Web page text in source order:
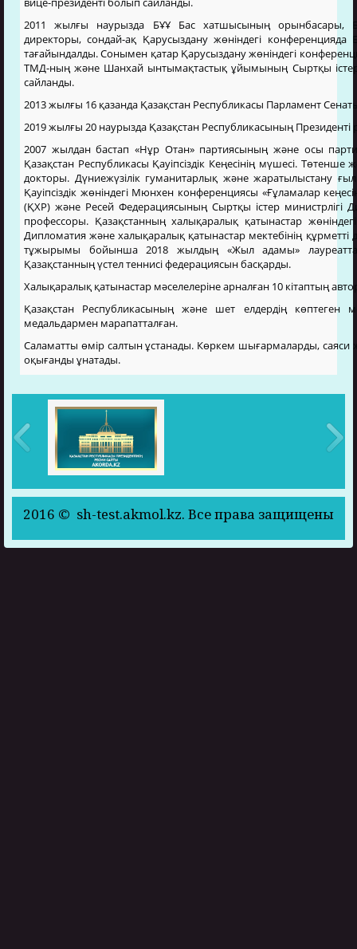
2011 жылғы наурызда БҰҰ Бас хатшысының орынбасары,
директоры, сондай-ақ Қарусыздану жөніндегі
тағайындалды. Сонымен қатар Қарусыздану жөніндегі
ТМД-ның және Шанхай ынтымақтастық ұйымының Сыртқы істер
сайланды.
2013 жылғы 16 қазанда Қазақстан Республикасы Парламент
2019 жылғы 20 наурызда Қазақстан Республикасының Президенті
2007 жылдан бастап «Нұр Отан» партиясының және осы
Қазақстан Республикасы Қауіпсіздік Кеңесінің мүшесі.
докторы. Дүниежүзілік гуманитарлық және жаратылыстану
Қауіпсіздік жөніндегі Мюнхен конференциясы «Ғұламалар
(ҚХР) және Ресей Федерациясының Сыртқы істер министрлігі
профессоры. Қазақстанның халықаралық қатынастар
Дипломатия және халықаралық қатынастар мектебінің
тұжырымы бойынша 2018 жылдың «Жыл адамы»
Қазақстанның үстел теннисі федерациясын басқарды.
Халықаралық қатынастар мәселелеріне арналған 10 кітаптың
Қазақстан Республикасының және шет елдердің көптеген
медальдармен марапатталған.
Саламатты өмір салтын ұстанады. Көркем шығармаларды, саяси
оқығанды ұнатады.
2016 © sh-test.akmol.kz. Все права защищены